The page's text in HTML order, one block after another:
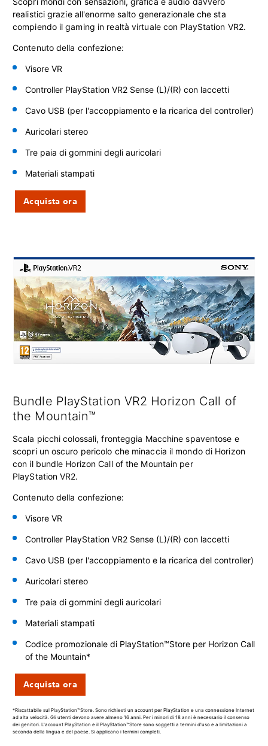
realistici grazie all'enorme salto generazionale che sta
compiendo il gaming in realtà virtuale con PlayStation VR2.
Contenuto della confezione:
Visore VR
Controller PlayStation VR2 Sense (L)/(R) con laccetti
Cavo USB (per l'accoppiamento e la ricarica del controller)
Auricolari stereo
Tre paia di gommini degli auricolari
Materiali stampati
Acquista ora
Bundle PlayStation VR2 Horizon Call of
the Mountain™
Scala picchi colossali, fronteggia Macchine spaventose e
scopri un oscuro pericolo che minaccia il mondo di Horizon
con il bundle Horizon Call of the Mountain per
PlayStation VR2.
Contenuto della confezione:
Visore VR
Controller PlayStation VR2 Sense (L)/(R) con laccetti
Cavo USB (per l'accoppiamento e la ricarica del controller)
Auricolari stereo
Tre paia di gommini degli auricolari
Materiali stampati
Codice promozionale di PlayStation™Store per Horizon Call
of the Mountain*
Acquista ora
*Riscattabile sul PlayStation™Store. Sono richiesti un account per PlayStation e una connessione Internet
ad alta velocità. Gli utenti devono avere almeno 16 anni. Per i minori di 18 anni è necessario il consenso
dei genitori. L'account PlayStation e il PlayStation™Store sono soggetti a termini d'uso e a limitazioni a
seconda della lingua e del paese. Si applicano i termini completi.